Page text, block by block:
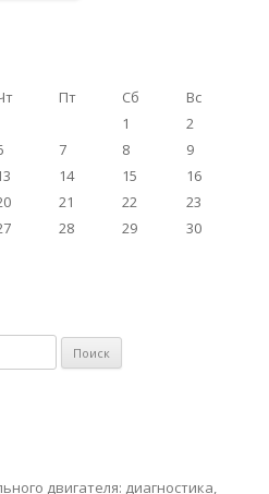
Пт Сб
Вс
1
2
7 8
9
14 15
16
21 22
23
28 29
30
двигателя: диагностика,